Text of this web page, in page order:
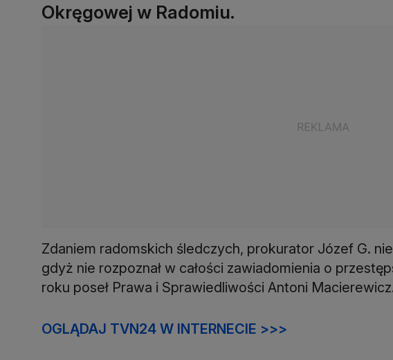
Okręgowej w Radomiu.
Zdaniem radomskich śledczych, prokurator Józef G.
gdyż nie rozpoznał w całości zawiadomienia o
roku poseł Prawa i Sprawiedliwości Antoni
OGLĄDAJ TVN24 W INTERNECIE >>>